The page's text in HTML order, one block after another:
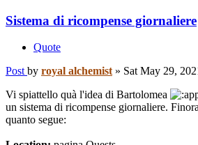
Sistema di ricompense giornaliere
Quote
Post by royal alchemist » Sat May 29,
Vi spiattello quà l'idea di Bartolomea
un sistema di ricompense giornaliere.
quanto segue: